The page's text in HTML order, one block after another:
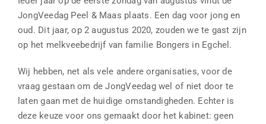
JongVeedag Peel & Maas plaats. Een dag voor jong en
oud. Dit jaar, op 2 augustus 2020, zouden we te gast zijn
op het melkveebedrijf van familie Bongers in Egchel.
Wij hebben, net als vele andere organisaties, voor de
vraag gestaan om de JongVeedag wel of niet door te
laten gaan met de huidige omstandigheden. Echter is
deze keuze voor ons gemaakt door het kabinet: geen